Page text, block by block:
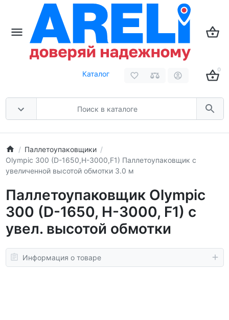
Каталог 0
Паллетоупаковщики
Olympic 300 (D-1650,H-3000,F1) Паллетоупаковщик с
увеличенной высотой обмотки 3.0 м
Паллетоупаковщик Olympic
300 (D-1650, H-3000, F1) с
увел. высотой обмотки
Информация о товаре